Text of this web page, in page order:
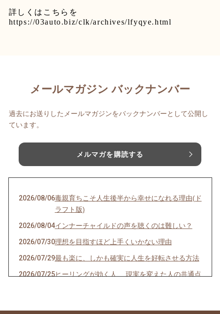
詳しくはこちらを
https://03auto.biz/clk/archives/lfyqye.html
メールマガジン バックナンバー
過去にお送りしたメールマガジンをバックナンバーとして公開し
ています。
メルマガを購読する
2026/08/06毒親育ちこそ人生後半から幸せになれる理由(ド
ラフト版)
2026/08/04インナーチャイルドの声を聴くのは難しい？
2026/07/30理想を目指すほど上手くいかない理由
2026/07/29最も楽に、しかも確実に人生を好転させる方法
2026/07/25ヒーリングが効く人、 現実を変えた人の共通点